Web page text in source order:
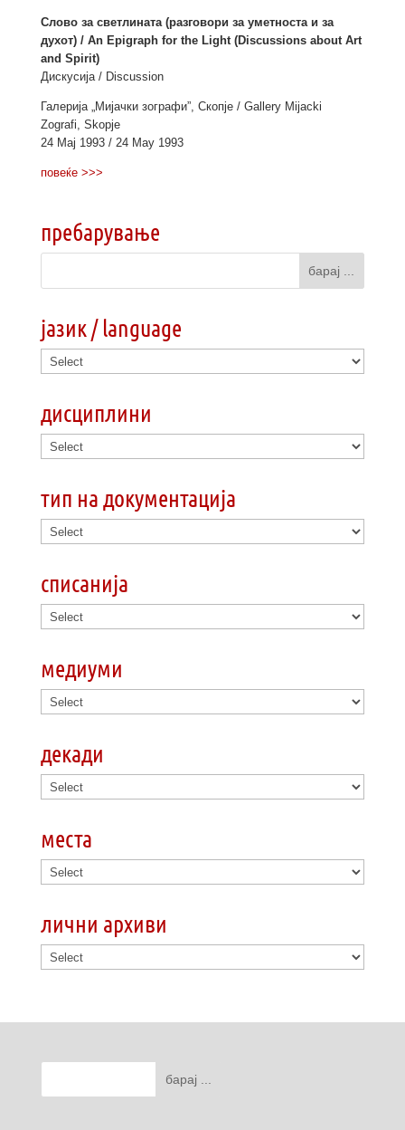
Слово за светлината (разговори за уметноста и за
духот) / An Epigraph for the Light (Discussions about Art
and Spirit)
Дискусија / Discussion
Галерија „Мијачки зографи”, Скопје / Gallery Mijacki
Zografi, Skopje
24 Мај 1993 / 24 May 1993
повеќе >>>
пребарување
јазик / language
дисциплини
тип на документација
списанија
медиуми
декади
места
лични архиви